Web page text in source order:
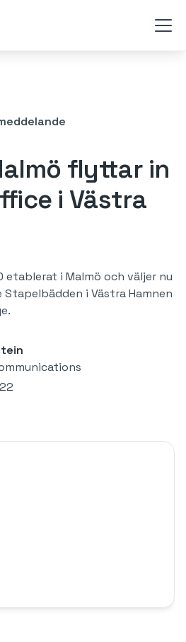
flyttar in
i Västra
etablerat i Malmö och väljer nu
i Västra Hamnen